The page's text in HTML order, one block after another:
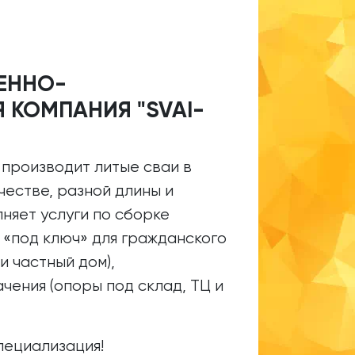
КОМПАНИЯ "SVAI-
литые сваи в
разной длины и
услуги по сборке
ключ» для гражданского
частный дом),
(опоры под склад, ТЦ и